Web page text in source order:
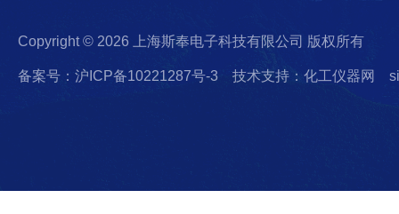
Copyright © 2026 上海斯奉电子科技有限公司 版权所有
备案号：沪ICP备10221287号-3 技术支持：化工仪器网